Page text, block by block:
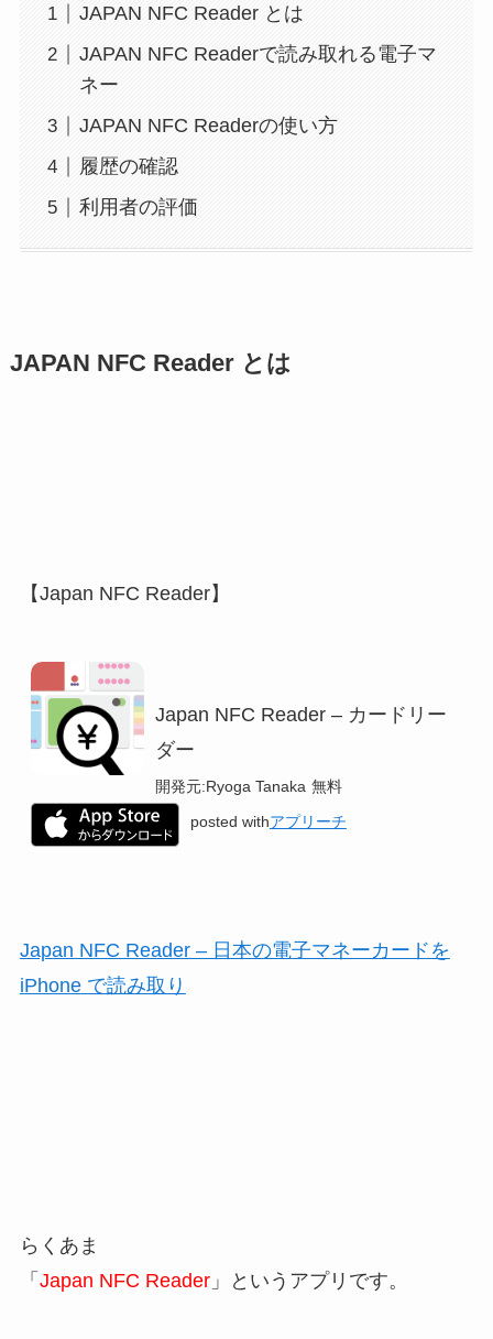
JAPAN NFC Reader とは
JAPAN NFC Readerで読み取れる電子マ
ネー
JAPAN NFC Readerの使い方
履歴の確認
利用者の評価
JAPAN NFC Reader とは
【Japan NFC Reader】
Japan NFC Reader – カードリー
ダー
開発元:Ryoga Tanaka 無料
posted withアプリーチ
Japan NFC Reader – 日本の電子マネーカードを
iPhone で読み取り
らくあま
「 Japan NFC Reader」というアプリです。